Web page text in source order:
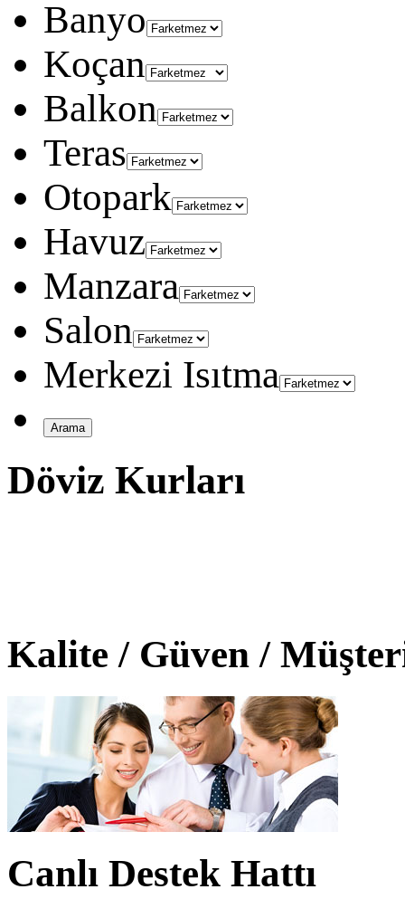
Banyo
Koçan
Balkon
Teras
Otopark
Havuz
Manzara
Salon
Merkezi Isıtma
Döviz Kurları
Kalite / Güven /
Canlı Destek Hattı